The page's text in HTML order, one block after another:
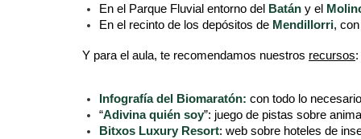
En el Parque Fluvial entorno del Batán y el
En el recinto de los depósitos de Mendillorri,
Y para el aula, te recomendamos nuestros recursos:
Infografía del Biomaratón: con todo lo
“Adivina quién soy”: juego de pistas sobre
Bitxos Luxury Resort: web sobre hoteles de